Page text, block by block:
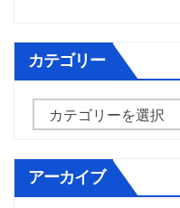
カテゴリー
アーカイブ